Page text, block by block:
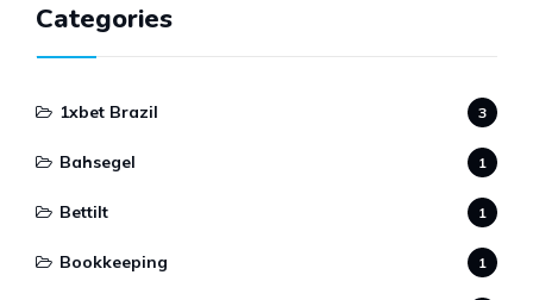
Categories
1xbet Brazil 3
Bahsegel 1
Bettilt 1
Bookkeeping 1